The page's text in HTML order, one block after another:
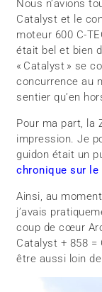
Nous n’avions
Catalyst et le
moteur 600 C-
était bel et bien
« Catalyst » se
concurrence au
sentier qu’en
Pour ma part, la
impression. Je
guidon était un
chronique sur
Ainsi, au
j’avais
coup de cœur
Catalyst + 858
être aussi loin